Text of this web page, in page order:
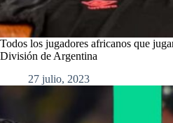
Todos los jugadores africanos que
División de Argentina
27 julio, 2023